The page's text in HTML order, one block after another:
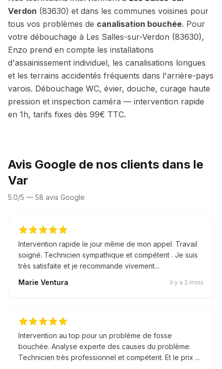
Verdon (83630) et dans les communes voisines pour
tous vos problèmes de canalisation bouchée. Pour
votre débouchage à Les Salles-sur-Verdon (83630),
Enzo prend en compte les installations
d'assainissement individuel, les canalisations longues
et les terrains accidentés fréquents dans l'arrière-pays
varois. Débouchage WC, évier, douche, curage haute
pression et inspection caméra — intervention rapide
en 1h, tarifs fixes dès 99€ TTC.
Avis Google de nos clients dans le
Var
5.0/5 — 58 avis Google
Intervention rapide le jour même de mon appel. Travail
soigné. Technicien sympathique et compétent . Je suis
très satisfaite et je recommande vivement...
Marie Ventura
il y a 2 mois
Intervention au top pour un problème de fosse
bouchée. Analyse experte des causes du problème.
Technicien très professionnel et compétent. Et le prix ...